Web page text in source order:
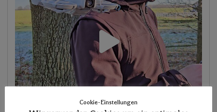
Cookie-Einstellungen